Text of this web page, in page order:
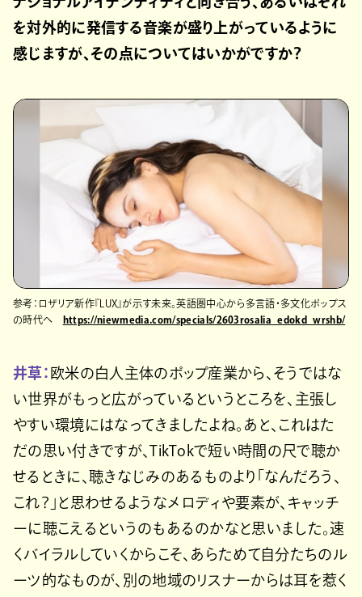
を対外的に発信する音楽が盛り上がっているように
感じますが、その点についてはいかがですか？
参考：ロザリア新作『LUX』が示す未来。英語圏中心から多言語・多文化ポップス
の時代へ
https://niewmedia.com/specials/2603rosalia_edokd_wrshb/
井草： 欧米の白人主体のポップ産業から、そうではな
い世界がもっと広がっているというところを、主張し
やすい環境にはなってきましたよね。あと、これはた
だの思い付きですが、TikTokで短い時間の尺で聴か
せるときに、聴きなじみのあるものより「なんだろう、
これ？」と思わせるようなメロディや要素が、キャッチ
ーに聴こえるというのもあるのかなと思いました。速
くバイラルしていくからこそ、あらためて自分たちのル
ーツ的なものが、別の地域のリスナーからは耳を惹く